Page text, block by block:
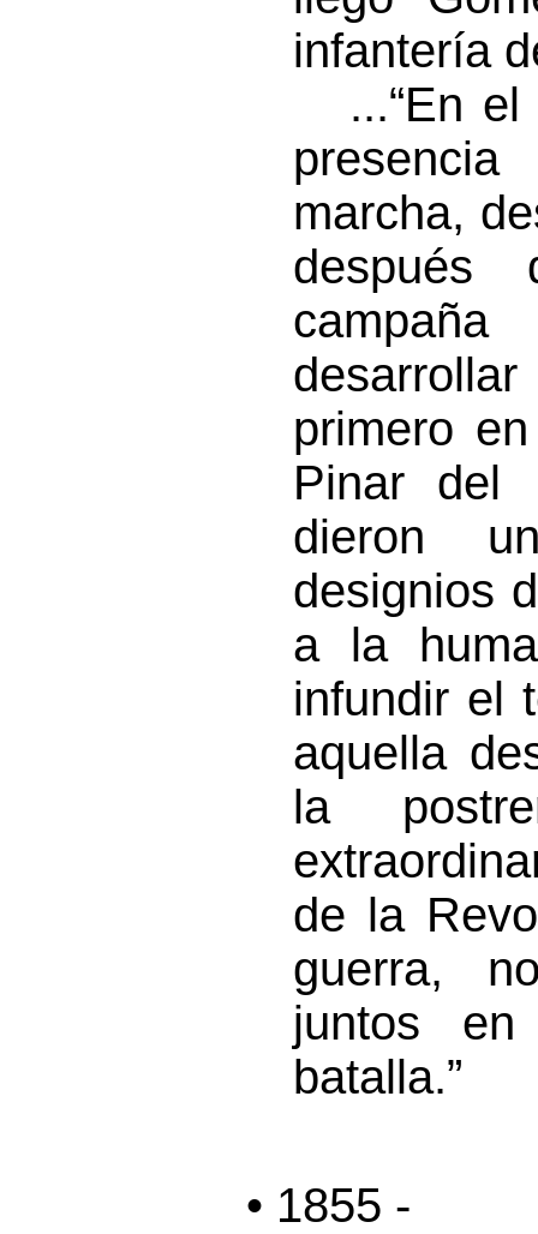
infantería
...“En el
marcha,
primero
Pinar del
dieron
designios
a la
infundir el
aquella
la
de la
guerra,
juntos
batalla.”
• 1855 -